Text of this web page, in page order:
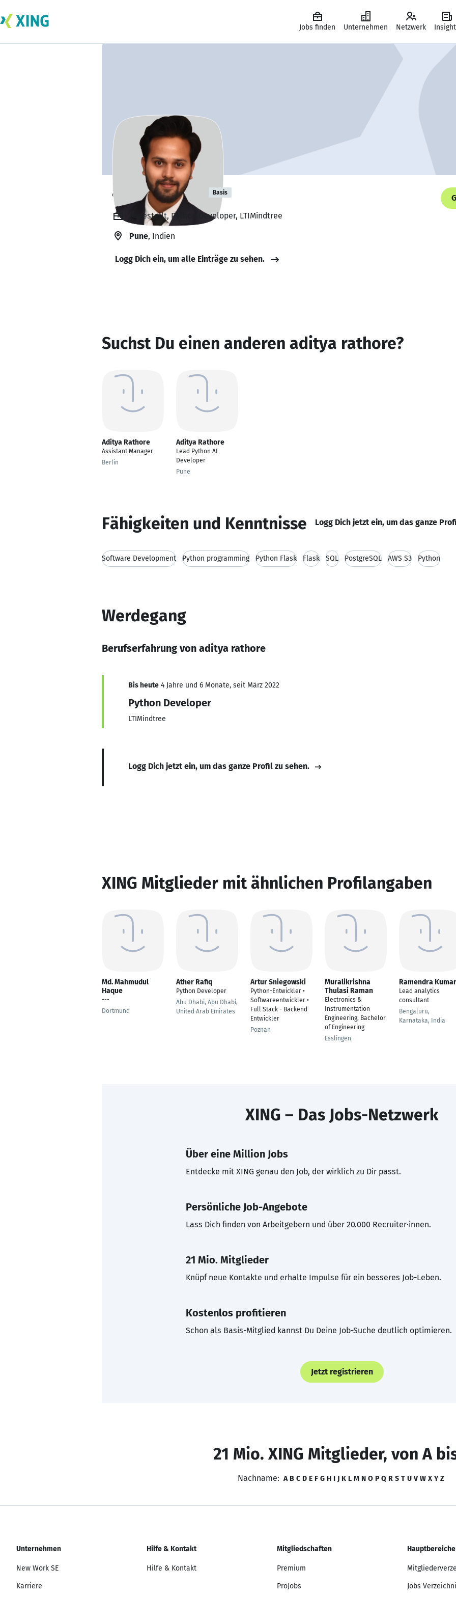
Jobs finden Unternehmen Netzwerk
aditya rathore Basis
Angestellt, Python Developer, LTIMindtree
Pune, Indien
Logg Dich ein, um alle Einträge zu sehen.
Suchst Du einen anderen aditya rathore?
Aditya Rathore
Assistant Manager
Berlin
Aditya Rathore
Lead Python AI
Developer
Pune
Fähigkeiten und Kenntnisse Logg Dich jetzt ein, um das ganze
Software Development Python programming Python Flask Flask SQL PostgreSQL AWS S3 Python
Werdegang
Berufserfahrung von aditya rathore
Bis heute 4 Jahre und 6 Monate, seit März 2022
Python Developer
LTIMindtree
Logg Dich jetzt ein, um das ganze Profil zu sehen.
XING Mitglieder mit ähnlichen Profilangaben
Md. Mahmudul
Haque
---
Dortmund
Ather Rafiq
Python Developer
Abu Dhabi, Abu Dhabi,
United Arab Emirates
Artur Sniegowski
Python-Entwickler •
Softwareentwickler •
Full Stack - Backend
Entwickler
Poznan
Muralikrishna
Thulasi Raman
Electronics &
Instrumentation
Engineering, Bachelor
of Engineering
Esslingen
Ramendra Kumar
Lead analytics
consultant
Bengaluru,
Karnataka, India
XING – Das Jobs-Netzwerk
Über eine Million Jobs
Entdecke mit XING genau den Job, der wirklich zu Dir passt.
Persönliche Job-Angebote
Lass Dich finden von Arbeitgebern und über 20.000 Recruiter·innen.
21 Mio. Mitglieder
Knüpf neue Kontakte und erhalte Impulse für ein besseres Job-Leben.
Kostenlos profitieren
Schon als Basis-Mitglied kannst Du Deine Job-Suche deutlich optimieren.
Jetzt registrieren
21 Mio. XING Mitglieder, von A
Nachname: A B C D E F G H I J K L M N O P Q R S T U V W X Y Z
Unternehmen
New Work SE
Karriere
Hilfe & Kontakt
Hilfe & Kontakt
Mitgliedschaften
Premium
ProJobs
Hauptbereiche
Jobs